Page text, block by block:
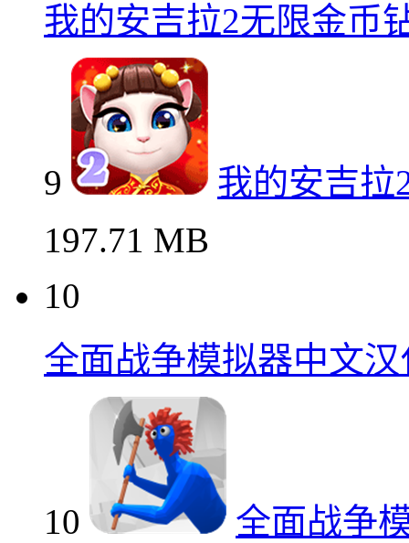
我的安吉拉2无限金币
9
我的安吉拉
197.71 MB
10
全面战争模拟器中文
10
全面战争